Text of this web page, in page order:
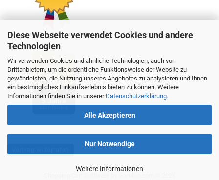
Diese Webseite verwendet Cookies und andere
Technologien
Wir verwenden Cookies und ähnliche Technologien, auch von
Drittanbietern, um die ordentliche Funktionsweise der Website zu
gewährleisten, die Nutzung unseres Angebotes zu analysieren und Ihnen
ein bestmögliches Einkaufserlebnis bieten zu können. Weitere
Informationen finden Sie in unserer Datenschutzerklärung.
Alle Akzeptieren
Nur Notwendige
Weitere Informationen